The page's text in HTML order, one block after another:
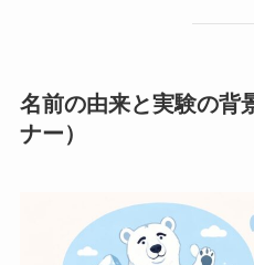
名前の由来と実験の背
ナー）